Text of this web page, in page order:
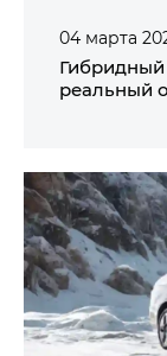
04 марта
Гибридный
реальный